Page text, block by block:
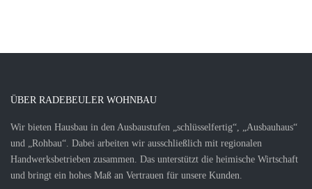
ÜBER RADEBEULER WOHNBAU
Wir bieten Hausbau in den Ausbaustufen „schlüsselfertig“, „Ausbauhaus“
und „Rohbau“. Dabei arbeiten wir ausschließlich mit regionalen
Handwerksbetrieben zusammen. Das unterstützt die heimische Wirtschaft
und bringt ein hohes Maß an Vertrauen für unsere Kunden.